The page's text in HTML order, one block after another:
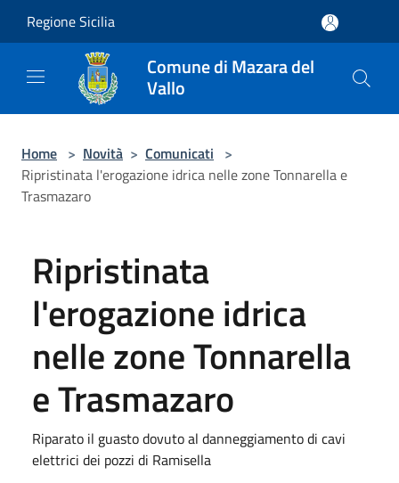
Regione Sicilia
Comune di Mazara del
Vallo
Home > Novità > Comunicati >
Ripristinata l'erogazione idrica nelle zone Tonnarella e
Trasmazaro
Ripristinata
l'erogazione idrica
nelle zone Tonnarella
e Trasmazaro
Riparato il guasto dovuto al danneggiamento di cavi
elettrici dei pozzi di Ramisella